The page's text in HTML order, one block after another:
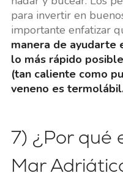
para invertir en
importante enfatizar
manera de ayudarte
lo más rápido
(tan caliente como
veneno es
7) ¿Por qué
Mar